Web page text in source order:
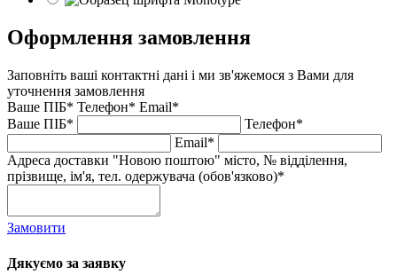
Оформлення замовлення
Заповніть ваші контактні дані і ми зв'яжемося з Вами для
уточнення замовлення
Ваше ПІБ* Телефон* Email*
Ваше ПІБ*
Телефон*
Email*
Адреса доставки "Новою поштою" місто, № відділення,
прізвище, ім'я, тел. одержувача (обов'язково)*
Замовити
Дякуємо за заявку